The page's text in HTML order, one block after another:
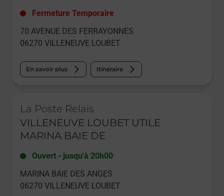
Fermeture Temporaire
70 AVENUE DES FERRAYONNES
06270 VILLENEUVE LOUBET
En savoir plus Itinéraire
La Poste Relais
VILLENEUVE LOUBET UTILE
MARINA BAIE DE
Ouvert - jusqu'à 20h00
MARINA BAIE DES ANGES
06270 VILLENEUVE LOUBET